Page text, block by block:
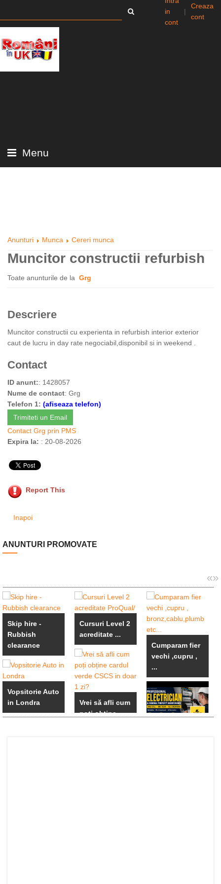
in
cont
|
Creaza
cont
Menu
Anunturi Munca Cereri munca
Muncitor constructii refurbish
Toate anunturile de la Grg
Descriere
Muncitor constructii cu experienta in refurbish interior exterior
caut de lucru in day rate negociabil,disponibil si in weekend .
Contact
ID anunt:: 1428057
Nume de contact: Grg
Telefon 1: (afiseaza telefon)
Trimiteti un Email
Contact Grg prin PMS
Expira la: : 20-08-2026
Report This
Inapoi
ANUNTURI PROMOVATE
«»
Skip hire -
Rubbish
clearance
Vopsitorie Auto
in Londra
Cursuri Level 2
acreditate ...
Vrei să afli cum
poți obține ...
Cumparam fier
vechi ,cupru ,
...